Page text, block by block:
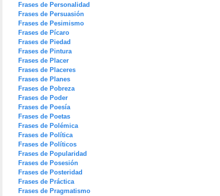
Frases de Personalidad
Frases de Persuasión
Frases de Pesimismo
Frases de Pícaro
Frases de Piedad
Frases de Pintura
Frases de Placer
Frases de Placeres
Frases de Planes
Frases de Pobreza
Frases de Poder
Frases de Poesía
Frases de Poetas
Frases de Polémica
Frases de Política
Frases de Políticos
Frases de Popularidad
Frases de Posesión
Frases de Posteridad
Frases de Práctica
Frases de Pragmatismo